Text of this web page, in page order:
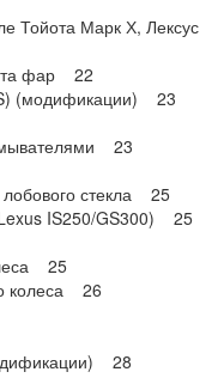
Тойота Марк Х, Лексус
фар 22
(модификации) 23
23
лобового стекла 25
IS250/GS300) 25
25
колеса 26
28